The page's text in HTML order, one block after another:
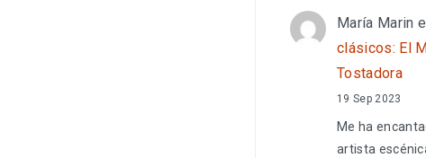
María Marin
clásicos: El
Tostadora
19 Sep 2023
Me ha
artista